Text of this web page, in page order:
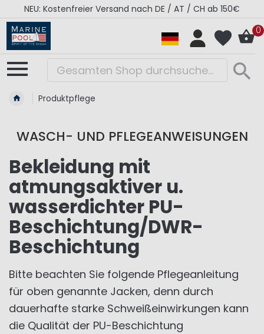
NEU: Kostenfreier Versand nach DE / AT / CH ab 150€
0
Produktpflege
WASCH- UND PFLEGEANWEISUNGEN
Bekleidung mit
atmungsaktiver u.
wasserdichter PU-
Beschichtung/DWR-
Beschichtung
Bitte beachten Sie folgende Pflegeanleitung
für oben genannte Jacken, denn durch
dauerhafte starke Schweißeinwirkungen kann
die Qualität der PU-Beschichtung